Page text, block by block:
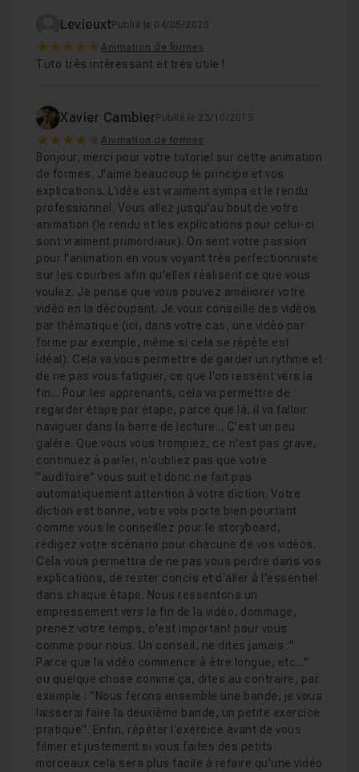
Levieuxt Publié le 04/05/2020
5 Animation de formes
Tuto très intéressant et très utile !
Xavier Cambier Publié le 23/10/2015
4 Animation de formes
Bonjour, merci pour votre tutoriel sur cette animation
de formes. J'aime beaucoup le principe et vos
explications. L'idée est vraiment sympa et le rendu
professionnel. Vous allez jusqu'au bout de votre
animation (le rendu et les explications pour celui-ci
sont vraiment primordiaux). On sent votre passion
pour l'animation en vous voyant très perfectionniste
sur les courbes afin qu'elles réalisent ce que vous
voulez. Je pense que vous pouvez améliorer votre
vidéo en la découpant. Je vous conseille des vidéos
par thématique (ici, dans votre cas, une vidéo par
forme par exemple, même si cela se répète est
idéal). Cela va vous permettre de garder un rythme et
de ne pas vous fatiguer, ce que l'on ressent vers la
fin... Pour les apprenants, cela va permettre de
regarder étape par étape, parce que là, il va falloir
naviguer dans la barre de lecture... C'est un peu
galère. Que vous vous trompiez, ce n'est pas grave,
continuez à parler, n'oubliez pas que votre
"auditoire" vous suit et donc ne fait pas
automatiquement attention à votre diction. Votre
diction est bonne, votre voix porte bien pourtant
comme vous le conseillez pour le storyboard,
rédigez votre scénario pour chacune de vos vidéos.
Cela vous permettra de ne pas vous perdre dans vos
explications, de rester concis et d'aller à l'essentiel
dans chaque étape. Nous ressentons un
empressement vers la fin de la vidéo, dommage,
prenez votre temps, c'est important pour vous
comme pour nous. Un conseil, ne dites jamais :"
Parce que la vidéo commence à être longue, etc..."
ou quelque chose comme ça, dites au contraire, par
exemple : "Nous ferons ensemble une bande, je vous
laisserai faire la deuxième bande, un petite exercice
pratique". Enfin, répéter l'exercice avant de vous
filmer et justement si vous faites des petits
morceaux cela sera plus facile à refaire qu'une vidéo